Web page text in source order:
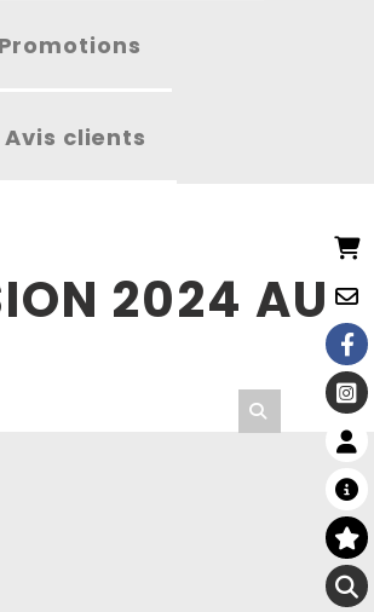
Promotions
Avis clients
2024 AU